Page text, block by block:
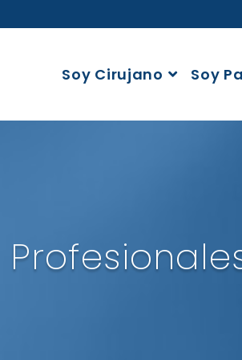
Soy Cirujano Soy